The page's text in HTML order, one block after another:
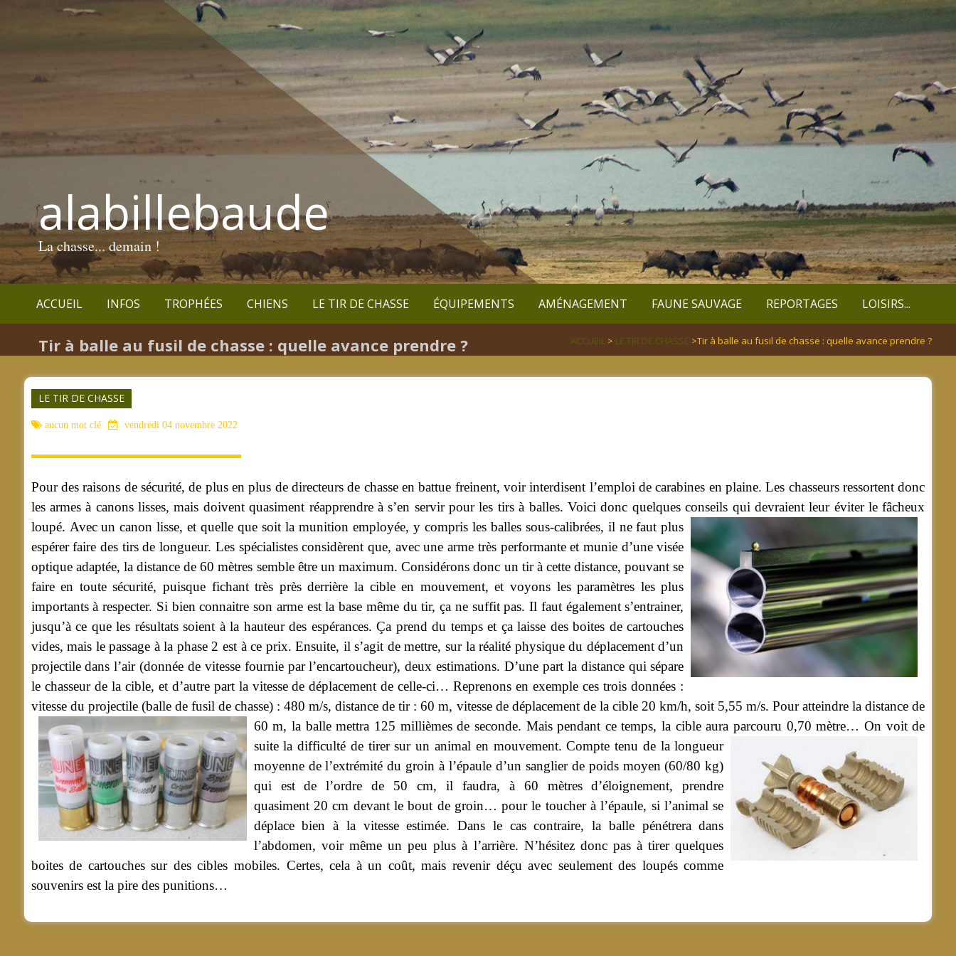
alabillebaude
La chasse... demain !
ACCUEIL INFOS TROPHÉES CHIENS LE TIR DE CHASSE ÉQUIPEMENTS AMÉNAGEMENT FAUNE SAUVAGE REPORTAGES LOISIRS...
​​​​​​​Tir à balle au fusil de chasse : quelle avance prendre ? ACCUEIL > LE TIR DE CHASSE > ​​​​​​​Tir à balle au fusil de chasse : quelle avance prendre ?
LE TIR DE CHASSE
aucun mot clé vendredi 04 novembre 2022
Pour des raisons de sécurité, de plus en plus de directeurs de chasse en battue freinent, voir interdisent l’emploi de carabines en plaine. Les chasseurs ressortent donc
les armes à canons lisses, mais doivent quasiment réapprendre à s’en servir pour les tirs à balles. Voici donc quelques conseils qui devraient leur éviter le fâcheux
loupé. Avec un canon lisse, et quelle que soit la munition employée, y compris les balles sous-calibrées, il ne faut plus
espérer faire des tirs de longueur. Les spécialistes considèrent que, avec une arme très performante et munie d’une visée
optique adaptée, la distance de 60 mètres semble être un maximum. Considérons donc un tir à cette distance, pouvant se
faire en toute sécurité, puisque fichant très près derrière la cible en mouvement, et voyons les paramètres les plus
importants à respecter. Si bien connaitre son arme est la base même du tir, ça ne suffit pas. Il faut également s’entrainer,
jusqu’à ce que les résultats soient à la hauteur des espérances. Ça prend du temps et ça laisse des boites de cartouches
vides, mais le passage à la phase 2 est à ce prix. Ensuite, il s’agit de mettre, sur la réalité physique du déplacement d’un
projectile dans l’air (donnée de vitesse fournie par l’encartoucheur), deux estimations. D’une part la distance qui sépare
le chasseur de la cible, et d’autre part la vitesse de déplacement de celle-ci… Reprenons en exemple ces trois données :
vitesse du projectile (balle de fusil de chasse) : 480 m/s, distance de tir : 60 m, vitesse de déplacement de la cible 20 km/h, soit 5,55 m/s. Pour atteindre la distance de
60 m, la balle mettra 125 millièmes de seconde. Mais pendant ce temps, la cible aura parcouru 0,70 mètre…On voit de
suite la difficulté de tirer sur un animal en mouvement. Compte tenu de la longueur
moyenne de l’extrémité du groin à l’épaule d’un sanglier de poids moyen (60/80 kg)
qui est de l’ordre de 50 cm, il faudra, à 60 mètres d’éloignement, prendre
quasiment 20 cm devant le bout de groin… pour le toucher à l’épaule, si l’animal se
déplace bien à la vitesse estimée. Dans le cas contraire, la balle pénétrera dans
l’abdomen, voir même un peu plus à l’arrière. N’hésitez donc pas à tirer quelques
boites de cartouches sur des cibles mobiles. Certes, cela à un coût, mais revenir déçu avec seulement des loupés comme
souvenirs est la pire des punitions…